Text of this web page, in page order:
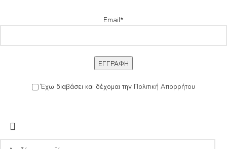
Email*
Έχω διαβάσει και δέχομαι την Πολιτική Απορρήτου